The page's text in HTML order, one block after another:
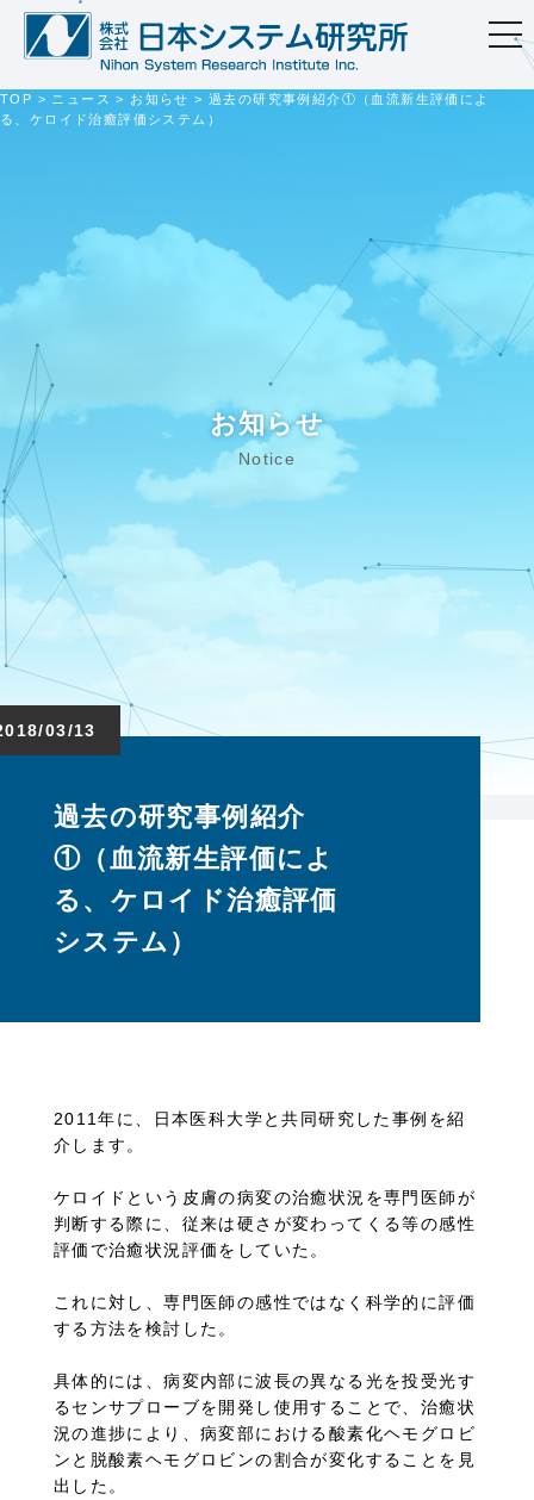
TOP > ニュース > お知らせ >過去の研究事例紹介①（血流新生評価によ
る、ケロイド治癒評価システム）
お知らせ
Notice
03/13
過去の研究事例紹介
①（血流新生評価によ
る、ケロイド治癒評価
システム）
2011年に、日本医科大学と共同研究した事例を紹
介します。
ケロイドという皮膚の病変の治癒状況を専門医師が
判断する際に、従来は硬さが変わってくる等の感性
評価で治癒状況評価をしていた。
これに対し、専門医師の感性ではなく科学的に評価
する方法を検討した。
具体的には、病変内部に波長の異なる光を投受光す
るセンサプローブを開発し使用することで、治癒状
況の進捗により、病変部における酸素化ヘモグロビ
ンと脱酸素ヘモグロビンの割合が変化することを見
出した。